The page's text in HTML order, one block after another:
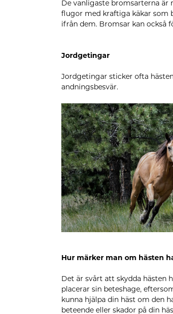
De vanligaste bromsarterna är
flugor med kraftiga käkar som
ifrån dem. Bromsar kan också
Jordgetingar
Jordgetingar sticker ofta
andningsbesvär.
Hur märker man om hästen
Det är svårt att skydda hästen
placerar sin beteshage,
kunna hjälpa din häst om den
beteende eller skador på din